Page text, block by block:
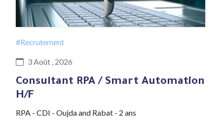
#Recrutement
3 Août , 2026
Consultant RPA / Smart Automation
H/F
RPA - CDI - Oujda and Rabat - 2 ans